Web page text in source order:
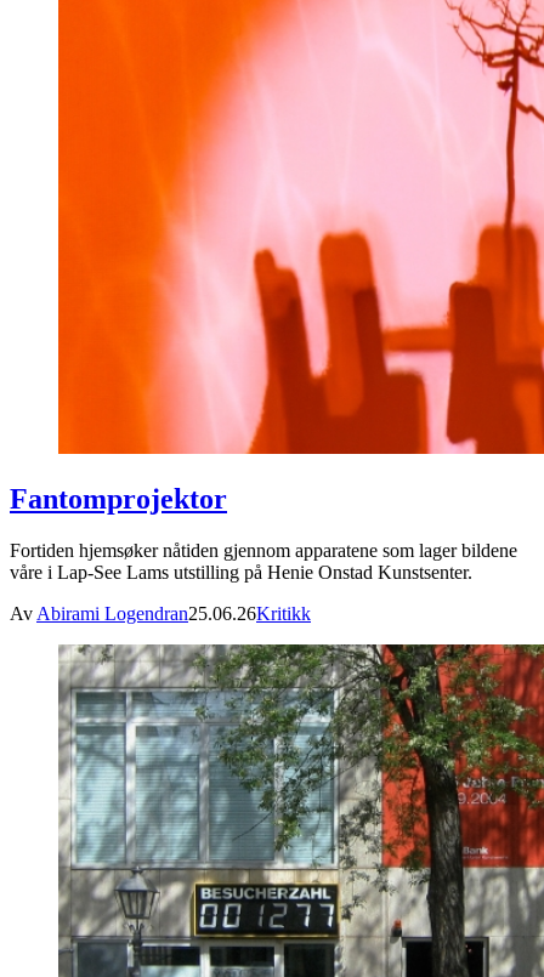
Fantomprojektor
Fortiden hjemsøker nåtiden gjennom apparatene som lager bildene
våre i Lap-See Lams utstilling på Henie Onstad Kunstsenter.
Av Abirami Logendran25.06.26Kritikk